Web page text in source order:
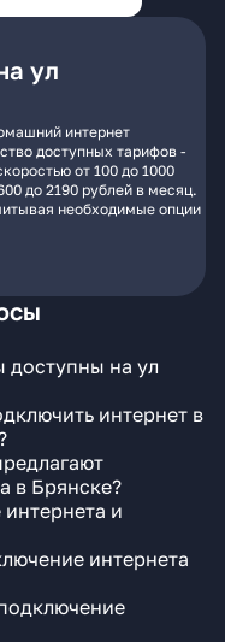
ул
интернет
доступных тарифов -
от 100 до 1000
до 2190 рублей в месяц.
необходимые опции
доступны на ул
интернет в
в Брянске?
и
интернета